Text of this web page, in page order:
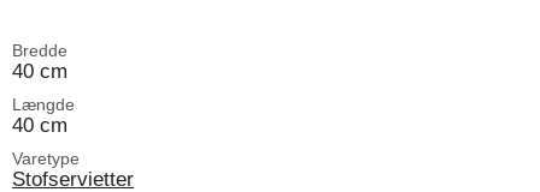
Bredde
40 cm
Længde
40 cm
Varetype
Stofservietter